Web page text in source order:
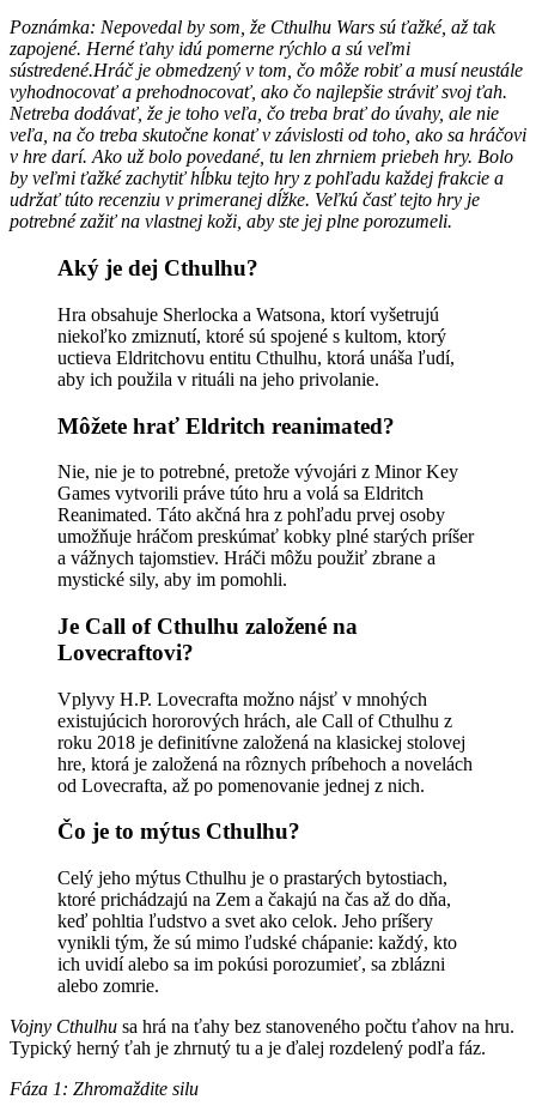
Poznámka: Nepovedal by som, že Cthulhu Wars sú ťažké, až tak
zapojené. Herné ťahy idú pomerne rýchlo a sú veľmi
sústredené.Hráč je obmedzený v tom, čo môže robiť a musí neustále
vyhodnocovať a prehodnocovať, ako čo najlepšie stráviť svoj ťah.
Netreba dodávať, že je toho veľa, čo treba brať do úvahy, ale nie
veľa, na čo treba skutočne konať v závislosti od toho, ako sa hráčovi
v hre darí. Ako už bolo povedané, tu len zhrniem priebeh hry. Bolo
by veľmi ťažké zachytiť hĺbku tejto hry z pohľadu každej frakcie a
udržať túto recenziu v primeranej dĺžke. Veľkú časť tejto hry je
potrebné zažiť na vlastnej koži, aby ste jej plne porozumeli.
Aký je dej Cthulhu?
Hra obsahuje Sherlocka a Watsona, ktorí vyšetrujú
niekoľko zmiznutí, ktoré sú spojené s kultom, ktorý
uctieva Eldritchovu entitu Cthulhu, ktorá unáša ľudí,
aby ich použila v rituáli na jeho privolanie.
Môžete hrať Eldritch reanimated?
Nie, nie je to potrebné, pretože vývojári z Minor Key
Games vytvorili práve túto hru a volá sa Eldritch
Reanimated. Táto akčná hra z pohľadu prvej osoby
umožňuje hráčom preskúmať kobky plné starých príšer
a vážnych tajomstiev. Hráči môžu použiť zbrane a
mystické sily, aby im pomohli.
Je Call of Cthulhu založené na
Lovecraftovi?
Vplyvy H.P. Lovecrafta možno nájsť v mnohých
existujúcich hororových hrách, ale Call of Cthulhu z
roku 2018 je definitívne založená na klasickej stolovej
hre, ktorá je založená na rôznych príbehoch a novelách
od Lovecrafta, až po pomenovanie jednej z nich.
Čo je to mýtus Cthulhu?
Celý jeho mýtus Cthulhu je o prastarých bytostiach,
ktoré prichádzajú na Zem a čakajú na čas až do dňa,
keď pohltia ľudstvo a svet ako celok. Jeho príšery
vynikli tým, že sú mimo ľudské chápanie: každý, kto
ich uvidí alebo sa im pokúsi porozumieť, sa zblázni
alebo zomrie.
Vojny Cthulhu sa hrá na ťahy bez stanoveného počtu ťahov na hru.
Typický herný ťah je zhrnutý tu a je ďalej rozdelený podľa fáz.
Fáza 1: Zhromaždite silu